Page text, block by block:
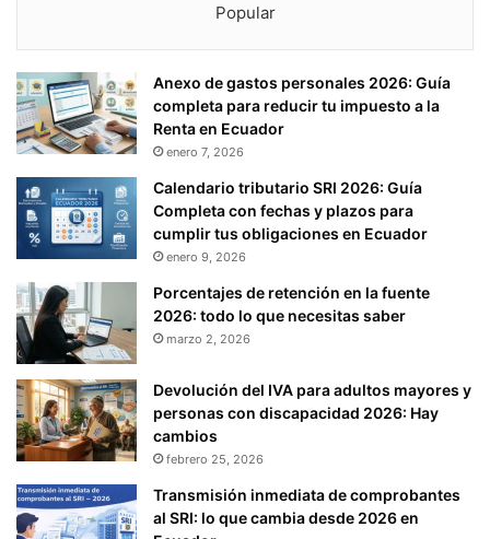
Popular
Anexo de gastos personales 2026: Guía
completa para reducir tu impuesto a la
Renta en Ecuador
enero 7, 2026
Calendario tributario SRI 2026: Guía
Completa con fechas y plazos para
cumplir tus obligaciones en Ecuador
enero 9, 2026
Porcentajes de retención en la fuente
2026: todo lo que necesitas saber
marzo 2, 2026
Devolución del IVA para adultos mayores y
personas con discapacidad 2026: Hay
cambios
febrero 25, 2026
Transmisión inmediata de comprobantes
al SRI: lo que cambia desde 2026 en